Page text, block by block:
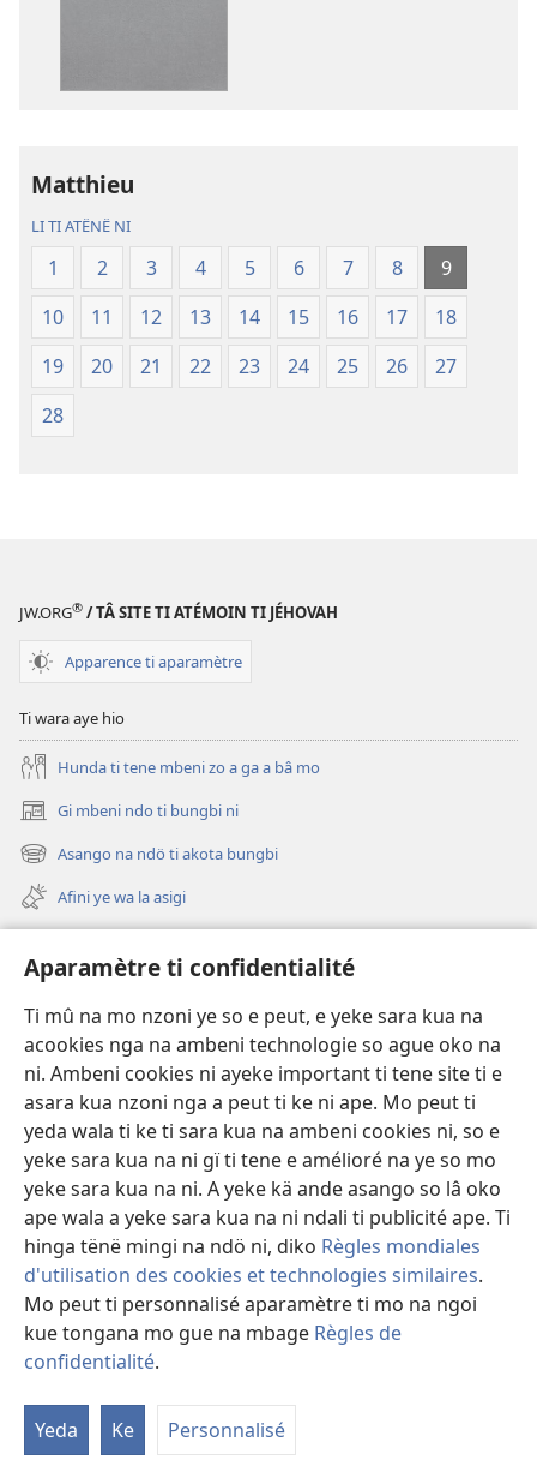
Aparamètre ti confidentialité
Ti mû na mo nzoni ye so e peut, e yeke sara kua na
acookies nga na ambeni technologie so ague oko na
ni. Ambeni cookies ni ayeke important ti tene site ti e
asara kua nzoni nga a peut ti ke ni ape. Mo peut ti
yeda wala ti ke ti sara kua na ambeni cookies ni, so e
yeke sara kua na ni gï ti tene e amélioré na ye so mo
yeke sara kua na ni. A yeke kä ande asango so lâ oko
ape wala a yeke sara kua na ni ndali ti publicité ape. Ti
hinga tënë mingi na ndö ni, diko Règles mondiales
d'utilisation des cookies et technologies similaires.
Mo peut ti personnalisé aparamètre ti mo na ngoi
kue tongana mo gue na mbage Règles de
confidentialité.
Yeda Ke Personnalisé
dunia
(2016)
Matthieu
LI TI ATËNË NI
1 2 3 4 5 6 7 8
9
10
11 12 13 14 15 16 17
18
19
20 21 22 23 24 25 26
27
28
JW.ORG® / TÂ SITE TI ATÉMOIN TI JÉHOVAH
Apparence ti aparamètre
Ti wara aye hio
Hunda ti tene mbeni zo a ga a bâ mo
Gi mbeni ndo ti bungbi ni
(zi
mbeni
fini
page)
Asango na ndö ti akota bungbi
(zi
mbeni
fini
page)
Afini ye wa la asigi
Videos with Audio Descriptions
Gi
A-offrande
(zi
mbeni
fini
page)
BIBLIOTHÈQUE NA NDÖ TI INTERNET
(zi
mbeni
fini
page)
JW Hub ®
(zi
mbeni
fini
page)
Copyright© 2026 Watch Tower Bible and Tract Society of Pennsylvania.
LEGE TI SARA KUA NA NI
APARAMÈTRE TI CONFIDENTIALITÉ